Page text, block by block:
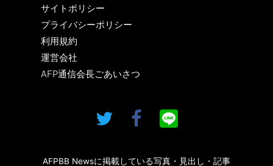
サイトポリシー
プライバシーポリシー
利用規約
運営会社
AFP通信会長ごあいさつ
AFPBB Newsに掲載している写真・見出し・記事